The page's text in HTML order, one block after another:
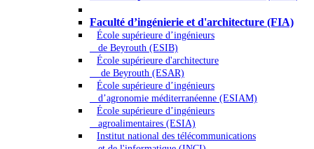
Faculté d’ingénierie et d'architecture (FIA)
École supérieure d’ingénieurs
de Beyrouth (ESIB)
École supérieure d'architecture
de Beyrouth (ESAR)
École supérieure d’ingénieurs
d’agronomie méditerranéenne (ESIAM)
École supérieure d’ingénieurs
agroalimentaires (ESIA)
Institut national des télécommunications